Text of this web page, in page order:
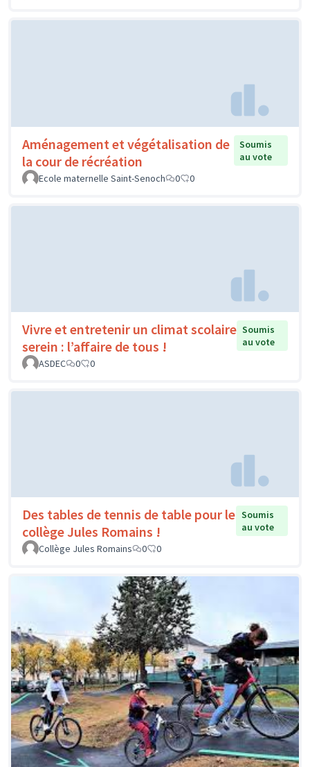
Aménagement et végétalisation de
la cour de récréation
Soumis
au vote
Ecole maternelle Saint-Senoch
0 0
Vivre et entretenir un climat scolaire
serein : l’affaire de tous !
Soumis
au vote
ASDEC
0 0
Des tables de tennis de table pour le
collège Jules Romains !
Soumis
au vote
Collège Jules Romains
0 0